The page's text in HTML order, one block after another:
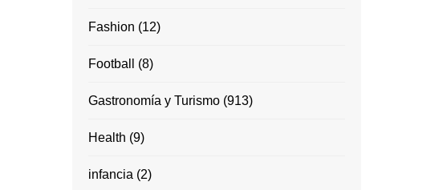
Fashion (12)
Football (8)
Gastronomía y Turismo (913)
Health (9)
infancia (2)